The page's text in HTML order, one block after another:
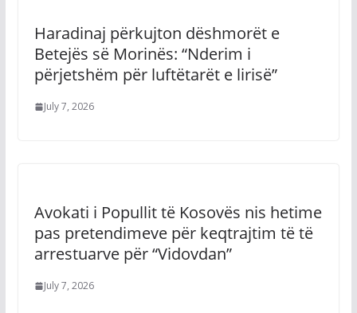
Haradinaj përkujton dëshmorët e
Betejës së Morinës: “Nderim i
përjetshëm për luftëtarët e lirisë”
July 7, 2026
Avokati i Popullit të Kosovës nis hetime
pas pretendimeve për keqtrajtim të të
arrestuarve për “Vidovdan”
July 7, 2026